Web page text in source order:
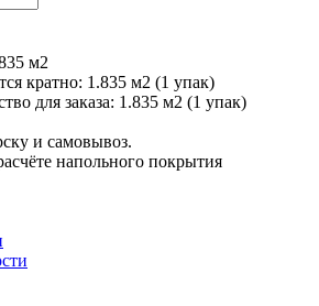
м2
кратно: 1.835 м2 (1 упак)
для заказа: 1.835 м2 (1 упак)
и самовывоз.
напольного покрытия